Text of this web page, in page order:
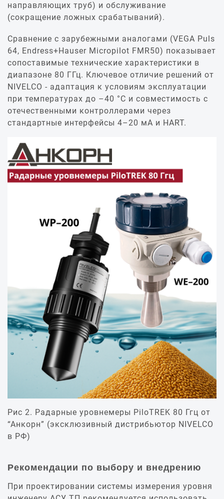
направляющих труб) и обслуживание
(сокращение ложных срабатываний).
Сравнение с зарубежными аналогами (VEGA Puls
64, Endress+Hauser Micropilot FMR50) показывает
сопоставимые технические характеристики в
диапазоне 80 ГГц. Ключевое отличие решений от
NIVELCO - адаптация к условиям эксплуатации
при температурах до –40 °С и совместимость с
отечественными контроллерами через
стандартные интерфейсы 4–20 мА и HART.
Рис 2. Радарные уровнемеры PiloTREK 80 Ггц от
“Анкорн” (эксклюзивный дистрибьютор NIVELCO
в РФ)
Рекомендации по выбору и внедрению
При проектировании системы измерения уровня